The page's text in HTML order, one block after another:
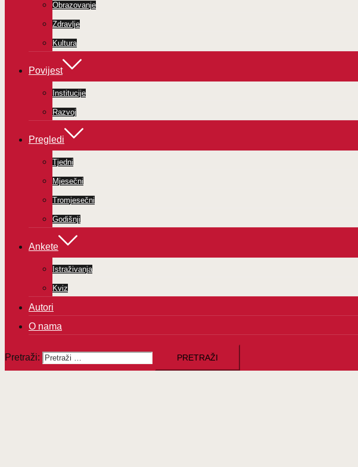
Obrazovanje
Zdravlje
Kultura
Povijest
Institucije
Razvoj
Pregledi
Tjedni
Mjesečni
Tromjesečni
Godišnji
Ankete
Istraživanja
Kviz
Autori
O nama
Pretraži: